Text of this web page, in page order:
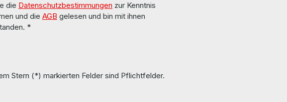
die Datenschutzbestimmungen zur Kenntnis
und die AGB gelesen und bin mit ihnen
*
Stern (*) markierten Felder sind Pflichtfelder.